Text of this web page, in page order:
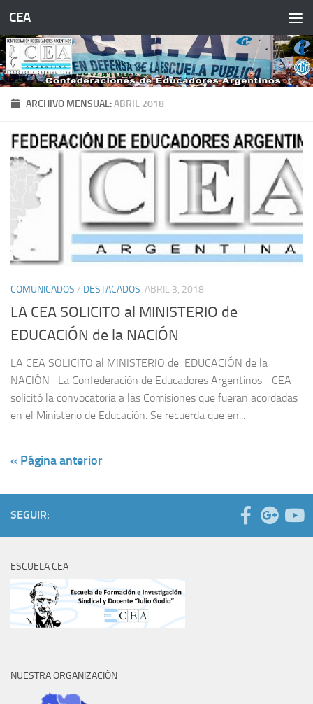
Saltar al contenido
CEA
ARCHIVO MENSUAL:ABRIL 2018
COMUNICADOS / DESTACADOS ABRIL 3, 2018
LA CEA SOLICITO al MINISTERIO de
EDUCACIÓN de la NACIÓN
LA CEA SOLICITO al MINISTERIO de EDUCACIÓN de la
NACIÓN La Confederación de Educadores Argentinos –CEA-
solicitó la convocatoria a las Comisiones que fueran acordadas
en el Ministerio de Educación. Se recuerda que en...
« Página anterior
SEGUIR:
ESCUELA CEA
NUESTRA ORGANIZACIÓN